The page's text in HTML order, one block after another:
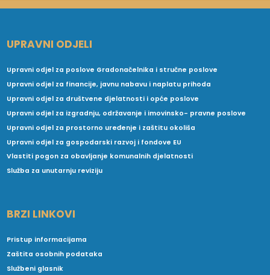
UPRAVNI ODJELI
Upravni odjel za poslove Gradonačelnika i stručne poslove
Upravni odjel za financije, javnu nabavu i naplatu prihoda
Upravni odjel za društvene djelatnosti i opće poslove
Upravni odjel za izgradnju, održavanje i imovinsko- pravne poslove
Upravni odjel za prostorno uređenje i zaštitu okoliša
Upravni odjel za gospodarski razvoj i fondove EU
Vlastiti pogon za obavljanje komunalnih djelatnosti
Služba za unutarnju reviziju
BRZI LINKOVI
Pristup informacijama
Zaštita osobnih podataka
Službeni glasnik